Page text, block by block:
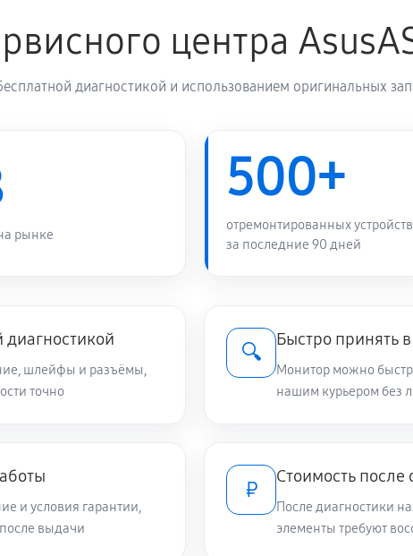
центра
диагностикой и использованием оригинальных
рынке
500+
отремонтированных устройств
за последние 90 дней
шлейфы и разъёмы,
точно
🔍
Быстро принять
Монитор можно
нашим курьером без
и условия гарантии,
выдачи
₽
Стоимость после
После диагностики
элементы требуют